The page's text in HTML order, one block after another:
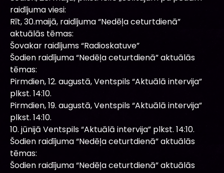
raidījuma viesi:
Rīt, 30.maijā, raidījuma “Nedēļa ceturtdienā”
aktuālās tēmas:
Šovakar raidījums “Radioskatuve”
Šodien raidījuma “Nedēļa ceturtdienā” aktuālās
tēmas:
Pirmdien, 12. augustā, Ventspils “Aktuālā intervija”
plkst. 14:10.
Pirmdien, 19. augustā, Ventspils “Aktuālā intervija”
plkst. 14:10.
10. jūnijā Ventspils “Aktuālā intervija” plkst. 14:10.
Šodien raidījuma “Nedēļa ceturtdienā” aktuālās
tēmas:
Šodien raidījuma “Nedēļa ceturtdienā” aktuālās